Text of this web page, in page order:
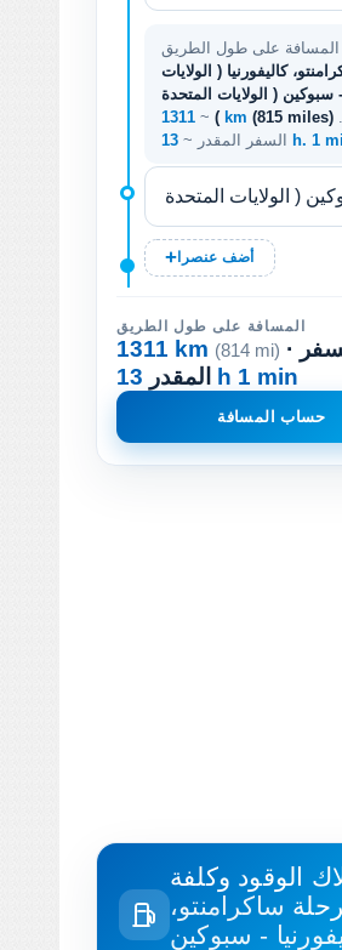
المسافة على طول الطريق
كاليفورنيا ( الولايات
سبوكين ( الولايات المتحدة
)
~ 1311 km (815 miles)
السفر المقدر ~ 13 h. 1
أضف عنصرا
المسافة على طول الطريق
1311 km (814 mi) · وقت السفر
المقدر 13 h 1 min
حساب المسافة
الوقود وكلفة
ساكرامنتو،
- سبوكين